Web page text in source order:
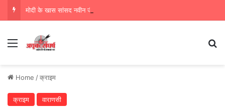
Menu
Home /क्राइम
क्राइम वाराणसी